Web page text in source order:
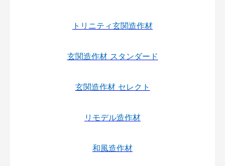
トリニティ玄関造作材
玄関造作材 スタンダード
玄関造作材 セレクト
リモデル造作材
和風造作材